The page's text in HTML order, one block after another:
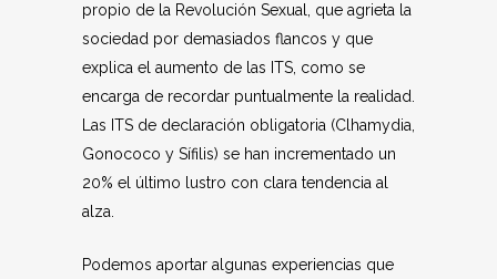
propio de la Revolución Sexual, que agrieta la
sociedad por demasiados flancos y que
explica el aumento de las ITS, como se
encarga de recordar puntualmente la realidad.
Las ITS de declaración obligatoria (Clhamydia,
Gonococo y Sífilis) se han incrementado un
20% el último lustro con clara tendencia al
alza.
Podemos aportar algunas experiencias que